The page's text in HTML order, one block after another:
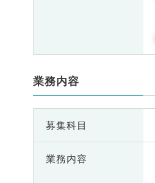
業務内容
募集科目
業務内容